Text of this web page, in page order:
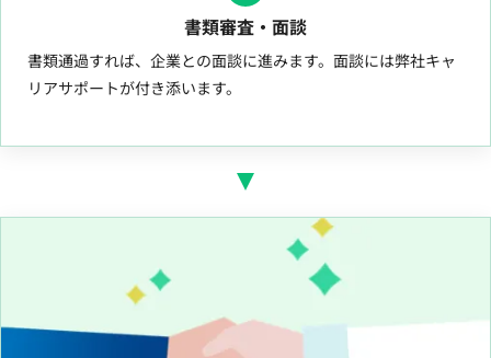
書類審査・面談
書類通過すれば、企業との面談に進みます。面談には弊社キャ
リアサポートが付き添います。